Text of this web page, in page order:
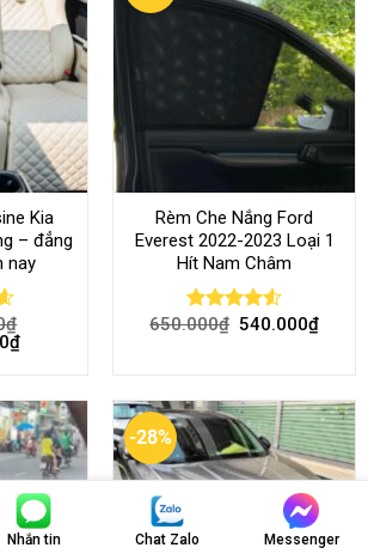
Kia
– đẳng
nay
₫
₫
Rèm Che Nắng Ford
Everest 2022-2023 Loại 1
Hít Nam Châm
Rated4.51
650.000₫ 540.000₫
-28%
Nhắn tin Chat Zalo Messenger